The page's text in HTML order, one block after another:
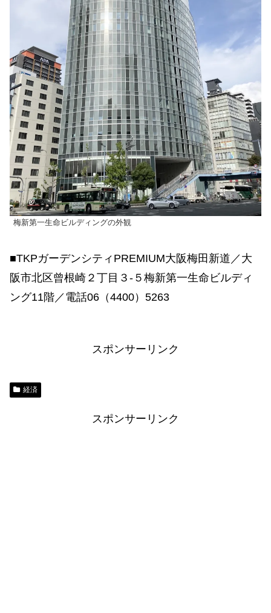
梅新第一生命ビルディングの外観
■TKPガーデンシティPREMIUM大阪梅田新道／大
阪市北区曾根崎２丁目３-５梅新第一生命ビルディ
ング11階／電話06（4400）5263
スポンサーリンク
経済
スポンサーリンク